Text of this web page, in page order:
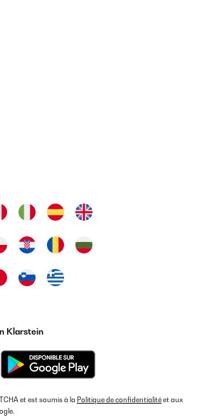
editando la opinión ,pero la verdad buena
Klarstein
et est soumis à la Politique de confidentialitéet aux